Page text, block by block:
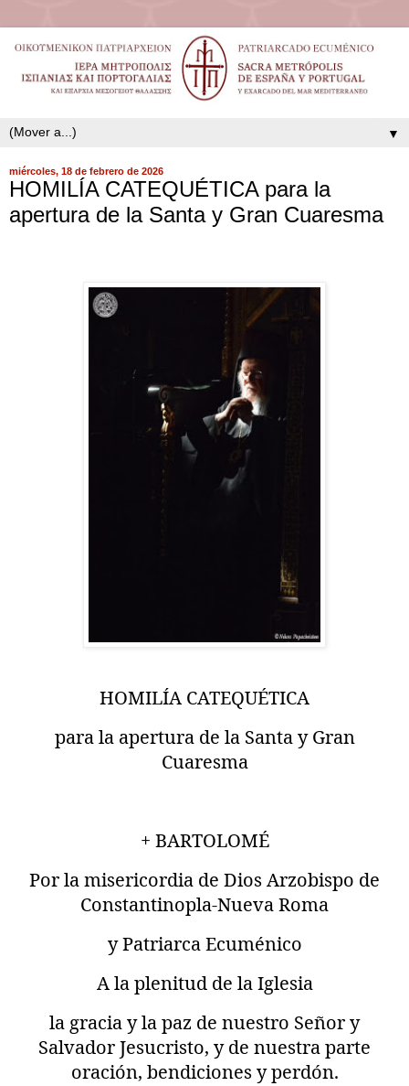
▼
miércoles, 18 de febrero de 2026
HOMILÍA CATEQUÉTICA para la
apertura de la Santa y Gran Cuaresma
HOMILÍA CATEQUÉTICA
para la apertura de la Santa y Gran
Cuaresma
+ BARTOLOMÉ
Por la misericordia de Dios Arzobispo de
Constantinopla-Nueva Roma
y Patriarca Ecuménico
A la plenitud de la Iglesia
la gracia y la paz de nuestro Señor y
Salvador Jesucristo, y de nuestra parte
oración, bendiciones y perdón.